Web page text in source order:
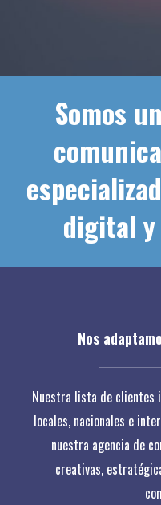
Somos
digital
Nos
Nuestra lista de clientes
locales, nacionales e
nuestra agencia de
creativas,